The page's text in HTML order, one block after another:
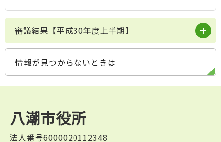
審議結果【平成30年度上半期】
情報が見つからないときは
八潮市役所
法人番号6000020112348